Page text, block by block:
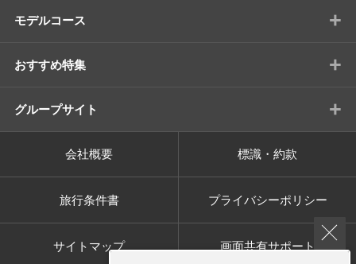
モデルコース +
おすすめ特集 +
グループサイト +
会社概要 標識・約款
旅行条件書 プライバシーポリシー
サイトマップ 画面共有サポート